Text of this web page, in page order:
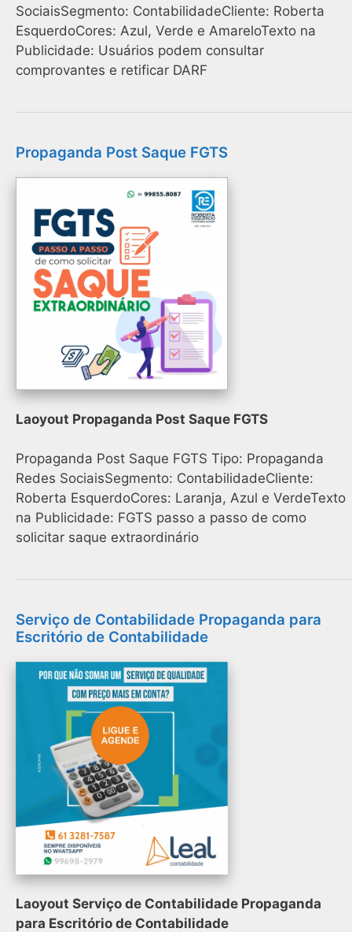
SociaisSegmento: ContabilidadeCliente: Roberta
EsquerdoCores: Azul, Verde e AmareloTexto na
Publicidade: Usuários podem consultar
comprovantes e retificar DARF
Propaganda Post Saque FGTS
Laoyout Propaganda Post Saque FGTS
Propaganda Post Saque FGTS Tipo: Propaganda
Redes SociaisSegmento: ContabilidadeCliente:
Roberta EsquerdoCores: Laranja, Azul e VerdeTexto
na Publicidade: FGTS passo a passo de como
solicitar saque extraordinário
Serviço de Contabilidade Propaganda para
Escritório de Contabilidade
Laoyout Serviço de Contabilidade Propaganda
para Escritório de Contabilidade